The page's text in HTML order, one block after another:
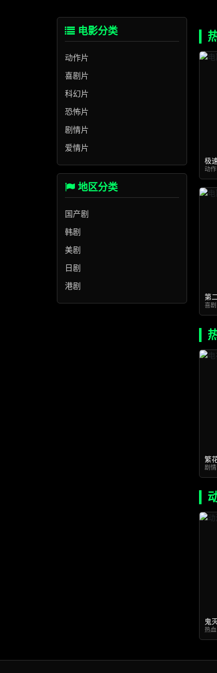
电影分类
动作片
喜剧片
科幻片
恐怖片
剧情片
爱情片
地区分类
国产剧
韩剧
美剧
日剧
港剧
极
动
第
喜
繁
剧
鬼
热